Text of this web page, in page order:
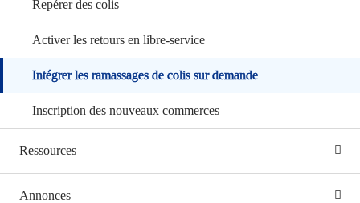
Repérer des colis
Activer les retours en libre-service
Intégrer les ramassages de colis sur demande
Inscription des nouveaux commerces
Ressources
Annonces